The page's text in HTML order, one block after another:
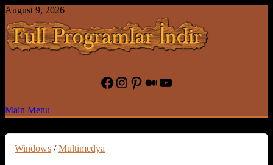
Skip
content
August 9, 2026
Full Program İndir Full Programlar
Facebook
Instagram
Pinterest
Medium
YouTube
Main Menu
Windows /Multimedya